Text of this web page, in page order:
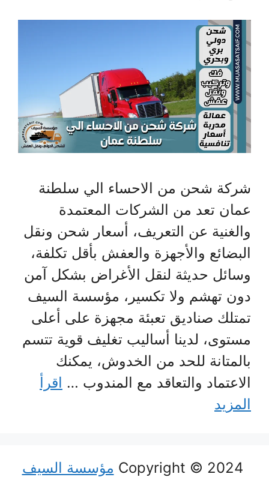
شركة شحن من الاحساء الي سلطنة
عمان تعد من الشركات المعتمدة
والغنية عن التعريف، أسعار شحن ونقل
البضائع والأجهزة والعفش بأقل تكلفة،
وسائل حديثة لنقل الأغراض بشكل آمن
دون تهشم ولا تكسير، مؤسسة السيف
تمتلك صناديق تعبئة مجهزة على أعلى
مستوى، لدينا أساليب تغليف قوية تتسم
بالمتانة للحد من الخدوش، يمكنك
الاعتماد والتعاقد مع المندوب … اقرأ
المزيد
مؤسسة السيف